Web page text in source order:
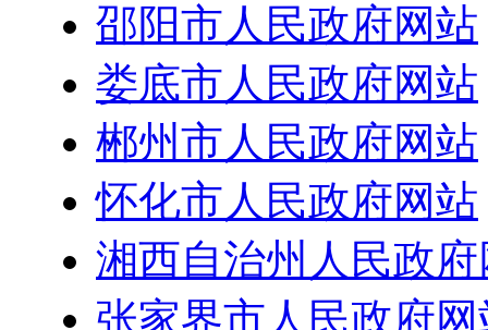
邵阳市人民政府网站
娄底市人民政府网站
郴州市人民政府网站
怀化市人民政府网站
湘西自治州人民政
张家界市人民政府网